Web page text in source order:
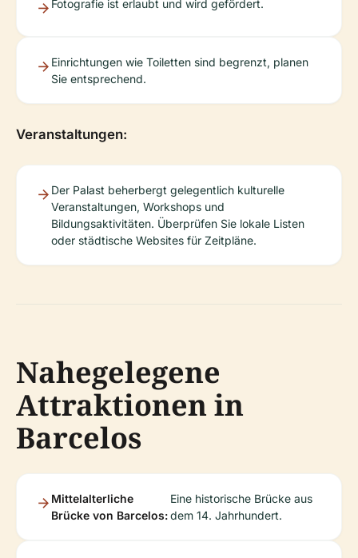
Fotografie ist erlaubt und wird gefördert.
Einrichtungen wie Toiletten sind begrenzt, planen
Sie entsprechend.
Veranstaltungen:
Der Palast beherbergt gelegentlich kulturelle
Veranstaltungen, Workshops und
Bildungsaktivitäten. Überprüfen Sie lokale Listen
oder städtische Websites für Zeitpläne.
Nahegelegene
Attraktionen in
Barcelos
Mittelalterliche
Brücke von Barcelos:
Eine historische Brücke aus
dem 14. Jahrhundert.